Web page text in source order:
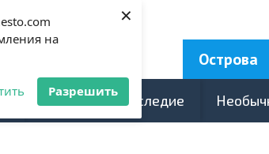
на
Разрешить
×
Острова
Культурное наследие